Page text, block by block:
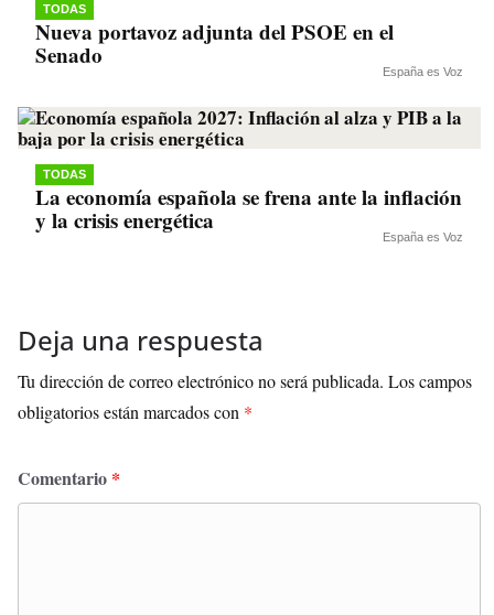
TODAS
Nueva portavoz adjunta del PSOE en el
Senado
España es Voz
TODAS
La economía española se frena ante la inflación
y la crisis energética
España es Voz
Deja una respuesta
Tu dirección de correo electrónico no será publicada. Los campos
obligatorios están marcados con *
Comentario *